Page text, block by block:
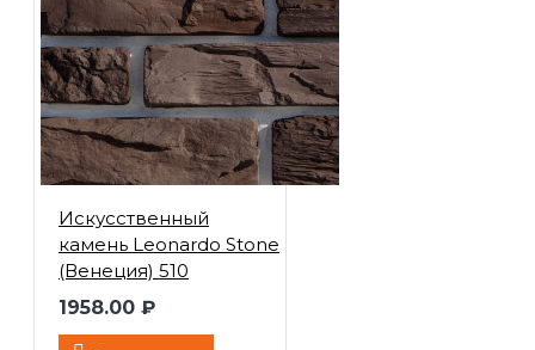
Искусственный
камень Leonardo Stone
(Венеция) 510
1958.00 ₽